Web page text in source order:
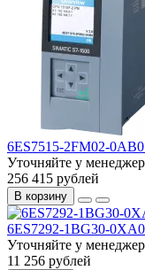
6ES7515-2FM02-
Уточняйте у
256 415 рублей
В корзину
6ES7292-1BG30-
Уточняйте у
11 256 рублей